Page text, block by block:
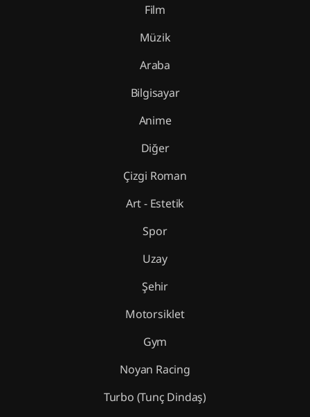
Film
Müzik
Araba
Bilgisayar
Anime
Diğer
Çizgi Roman
Art - Estetik
Spor
Uzay
Şehir
Motorsiklet
Gym
Noyan Racing
Turbo (Tunç Dindaş)